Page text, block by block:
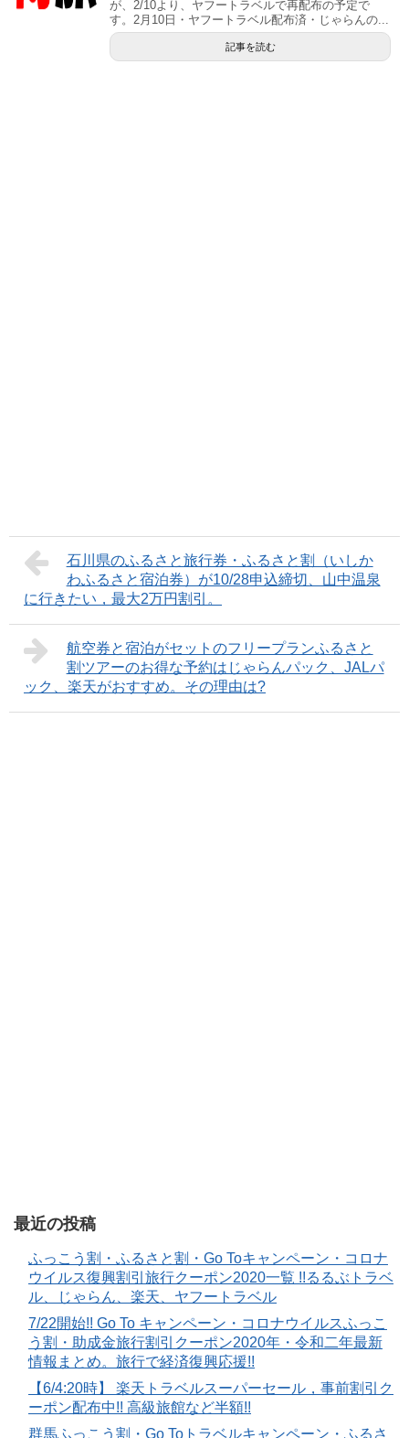
が、2/10より、ヤフートラベルで再配布の予定で
す。2月10日・ヤフートラベル配布済・じゃらんの...
記事を読む
石川県のふるさと旅行券・ふるさと割（いしか
わふるさと宿泊券）が10/28申込締切、山中温泉
に行きたい，最大2万円割引。
航空券と宿泊がセットのフリープランふるさと
割ツアーのお得な予約はじゃらんパック、JALパ
ック、楽天がおすすめ。その理由は?
最近の投稿
ふっこう割・ふるさと割・Go Toキャンペーン・コロナ
ウイルス復興割引旅行クーポン2020一覧 !!るるぶトラベ
ル、じゃらん、楽天、ヤフートラベル
7/22開始!! Go To キャンペーン・コロナウイルスふっこ
う割・助成金旅行割引クーポン2020年・令和二年最新
情報まとめ。旅行で経済復興応援!!
【6/4:20時】 楽天トラベルスーパーセール，事前割引ク
ーポン配布中!! 高級旅館など半額!!
群馬ふっこう割・Go Toトラベルキャンペーン・ふるさ